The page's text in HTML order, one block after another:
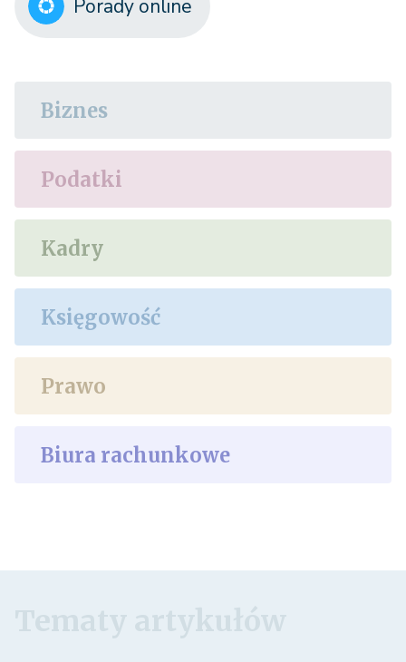
Porady online
Biznes
Podatki
Kadry
Księgowość
Prawo
Biura rachunkowe